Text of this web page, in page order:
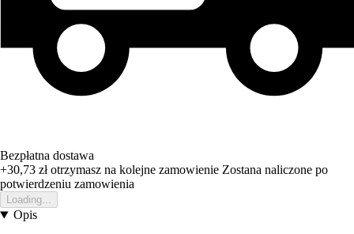
Bezpłatna dostawa
+30,73 złotrzymasz na kolejne zamowienie Zostana naliczone po
potwierdzeniu zamowienia
Loading...
Opis